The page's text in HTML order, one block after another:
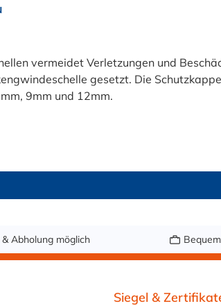
vermeidet Verletzungen und
gesetzt. Die
9mm und 12mm.
Abholung möglich
Siegel &